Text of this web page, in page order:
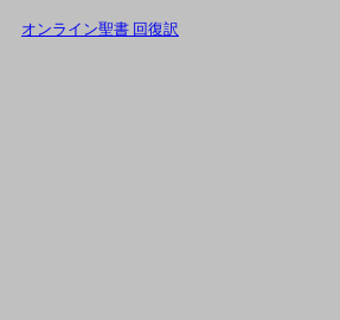
オンライン聖書 回復訳